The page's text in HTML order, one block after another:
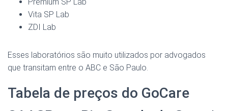
Vita SP Lab
ZDI Lab
Esses laboratórios são muito utilizados por advogados
que transitam entre o ABC e São Paulo.
Tabela de preços do GoCare